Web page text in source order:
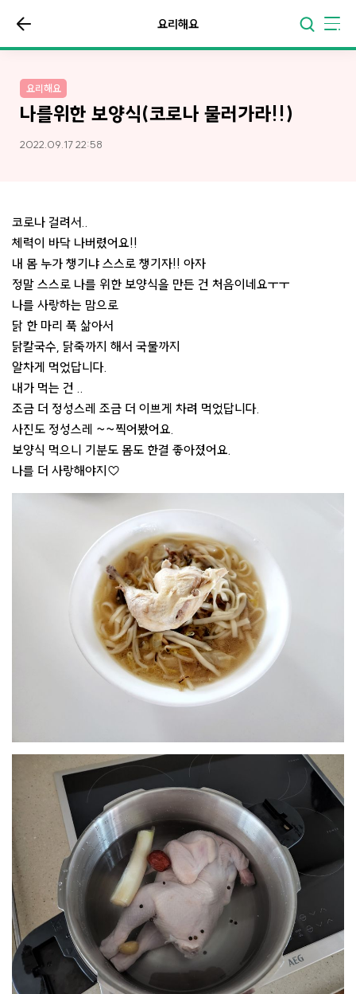
요리해요
요리해요
나를위한 보양식(코로나 물러가라!!)
2022.09.17 22:58
코로나 걸려서..
체력이 바닥 나버렸어요!!
내 몸 누가 챙기냐 스스로 챙기자!! 아자
정말 스스로 나를 위한 보양식을 만든 건 처음이네요ㅜㅜ
나를 사랑하는 맘으로
닭 한 마리 푹 삶아서
닭칼국수, 닭죽까지 해서 국물까지
알차게 먹었답니다.
내가 먹는 건 ..
조금 더 정성스레 조금 더 이쁘게 차려 먹었답니다.
사진도 정성스레 ~~찍어봤어요.
보양식 먹으니 기분도 몸도 한결 좋아졌어요.
나를 더 사랑해야지♡